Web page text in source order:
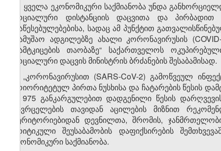
ყველა ეკონომიკური საქმიანობა უნდა
სოციალური დისტანციის დაცვითა და
დაწესებულებებისა, სადაც ამ პუნქტით
„სამუშაო ადგილებზე ახალი კორონავირუსის
დამტკიცების თაობაზე“ საქართველოს
სოციალური დაცვის მინისტრის ბრძანების შესაბამისად.
9. „კორონავირუსით (SARS-CoV-2) გამოწვეულ
პრიორიტეტულ პირთა ნუსხისა და ჩატარების წესის
№975 განკარგულებით დადგენილი წესის
გავრცელების თავიდან აცილების მიზნით
ტერიტორიებიდან დევნილთა, შრომის,
კრიტიკული შეუსაბამობის დაფიქსირების
ეკონომიკური საქმიანობა.